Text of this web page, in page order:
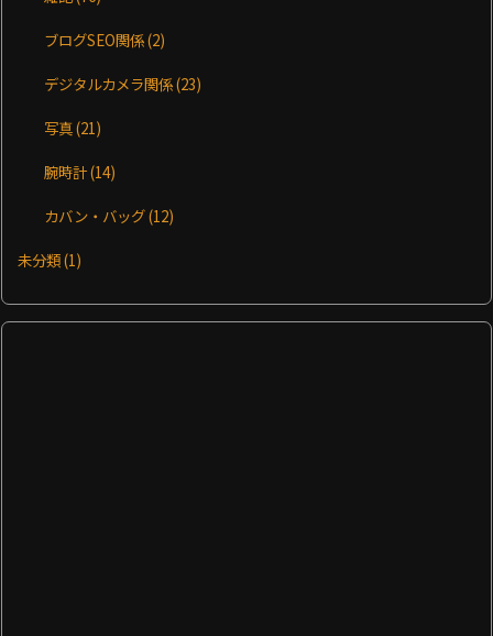
ブログSEO関係(2)
デジタルカメラ関係(23)
写真(21)
腕時計(14)
カバン・バッグ(12)
未分類(1)